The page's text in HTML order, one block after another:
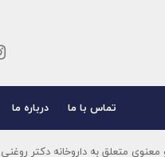
تماس با ما درباره ما
متعلق به داروخانه دکتر